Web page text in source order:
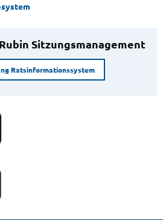
Sitzungsmanagement
Ratsinformationssystem